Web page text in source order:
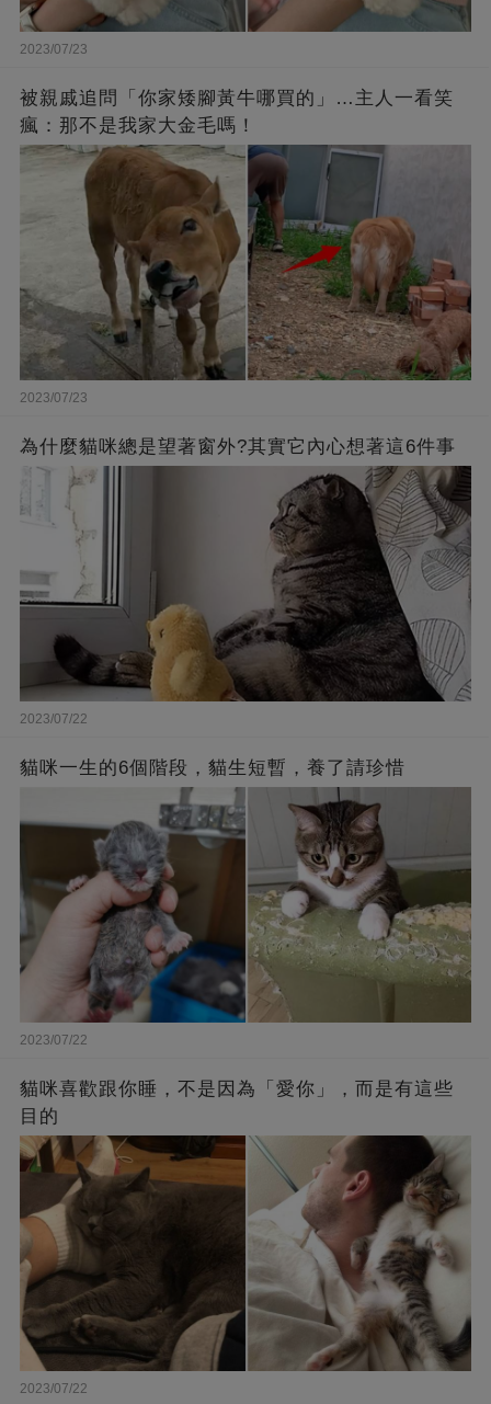
2023/07/23
被親戚追問「你家矮腳黃牛哪買的」…主人一看笑
瘋：那不是我家大金毛嗎！
2023/07/23
為什麼貓咪總是望著窗外?其實它內心想著這6件事
2023/07/22
貓咪一生的6個階段，貓生短暫，養了請珍惜
2023/07/22
貓咪喜歡跟你睡，不是因為「愛你」，而是有這些
目的
2023/07/22